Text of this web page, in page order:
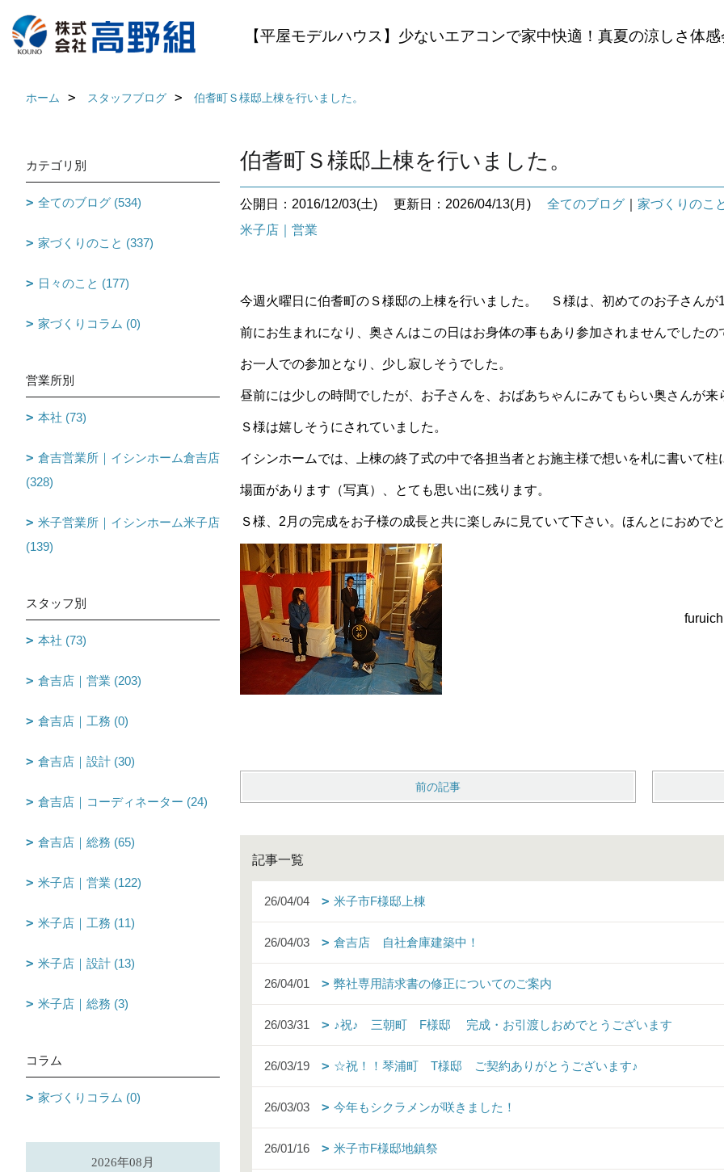
【平屋モデルハウス】少ないエアコンで家中快適！真夏の涼しさ体感
ホーム スタッフブログ 伯耆町Ｓ様邸上棟を行いました。
伯耆町Ｓ様邸上棟を行いました。
公開日：2016/12/03(土) 更新日：2026/04/13(月) 全てのブログ
家づくりのこ
米子店｜営業
今週火曜日に伯耆町のＳ様邸の上棟を行いました。 Ｓ様は、初めてのお子さんが
前にお生まれになり、奥さんはこの日はお身体の事もあり参加されませんでしたの
お一人での参加となり、少し寂しそうでした。
昼前には少しの時間でしたが、お子さんを、おばあちゃんにみてもらい奥さんが来
Ｓ様は嬉しそうにされていました。
イシンホームでは、上棟の終了式の中で各担当者とお施主様で想いを札に書いて柱
場面があります（写真）、とても思い出に残ります。
Ｓ様、2月の完成をお子様の成長と共に楽しみに見ていて下さい。ほんとにおめで
前の記事
記事一覧
26/04/04 米子市F様邸上棟
26/04/03 倉吉店 自社倉庫建築中！
26/04/01 弊社専用請求書の修正についてのご案内
26/03/31 ♪祝♪ 三朝町 F様邸 完成・お引渡しおめでとうございます
26/03/19 ☆祝！！琴浦町 T様邸 ご契約ありがとうございます♪
26/03/03 今年もシクラメンが咲きました！
26/01/16 米子市F様邸地鎮祭
カテゴリ別
全てのブログ (534)
家づくりのこと (337)
日々のこと (177)
家づくりコラム (0)
営業所別
本社 (73)
倉吉営業所｜イシンホーム倉吉店
(328)
米子営業所｜イシンホーム米子店
(139)
スタッフ別
本社 (73)
倉吉店｜営業 (203)
倉吉店｜工務 (0)
倉吉店｜設計 (30)
倉吉店｜コーディネーター (24)
倉吉店｜総務 (65)
米子店｜営業 (122)
米子店｜工務 (11)
米子店｜設計 (13)
米子店｜総務 (3)
コラム
家づくりコラム (0)
2026年08月